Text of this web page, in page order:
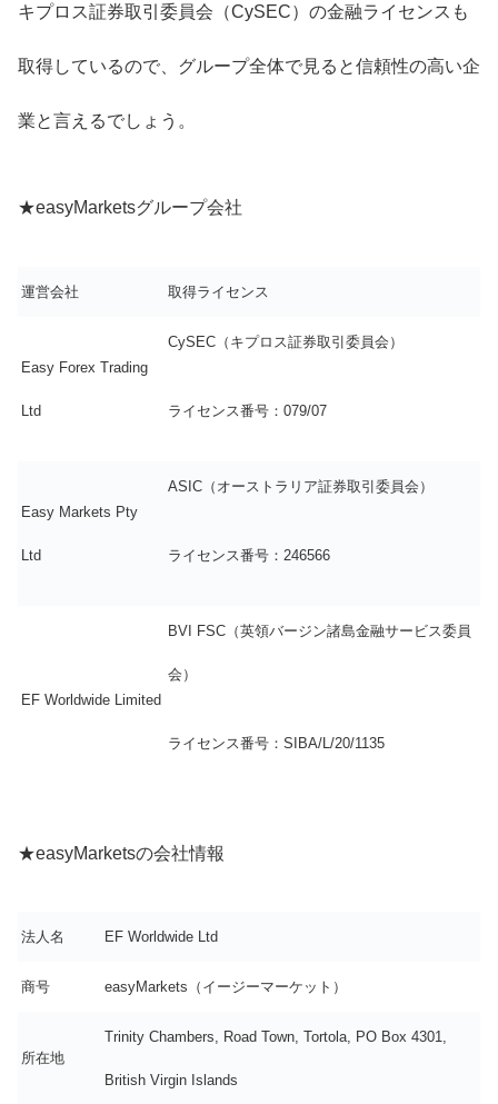
キプロス証券取引委員会（CySEC）の金融ライセンスも
取得しているので、グループ全体で見ると信頼性の高い企
業と言えるでしょう。
★easyMarketsグループ会社
運営会社 取得ライセンス
Easy Forex Trading
Ltd
CySEC（キプロス証券取引委員会）
ライセンス番号：079/07
Easy Markets Pty
Ltd
ASIC（オーストラリア証券取引委員会）
ライセンス番号：246566
EF Worldwide Limited
BVI FSC（英領バージン諸島金融サービス委員
会）
ライセンス番号：SIBA/L/20/1135
★easyMarketsの会社情報
法人名 EF Worldwide Ltd
商号 easyMarkets（イージーマーケット）
所在地
Trinity Chambers, Road Town, Tortola, PO Box 4301,
British Virgin Islands